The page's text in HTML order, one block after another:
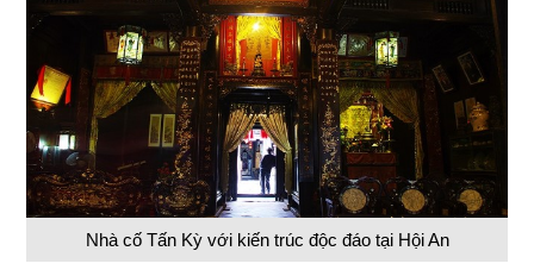
Nhà cố Tấn Kỳ với kiến trúc độc đáo tại Hội An